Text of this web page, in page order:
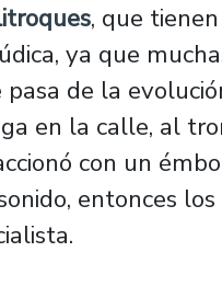
, que
ya que
pasa de la
en la calle, al
con un
entonces